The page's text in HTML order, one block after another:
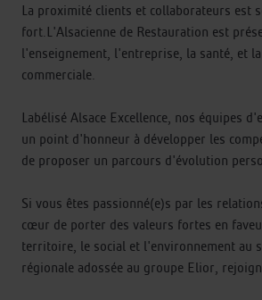
La proximité clients et collaborateurs est
fort.L'Alsacienne de Restauration est
l'enseignement, l'entreprise, la santé, et
commerciale.
Labélisé Alsace Excellence, nos équipes
un point d'honneur à développer les
de proposer un parcours d'évolution
Si vous êtes passionné(e)s par les
cœur de porter des valeurs fortes en
territoire, le social et l'environnement au
régionale adossée au groupe Elior,